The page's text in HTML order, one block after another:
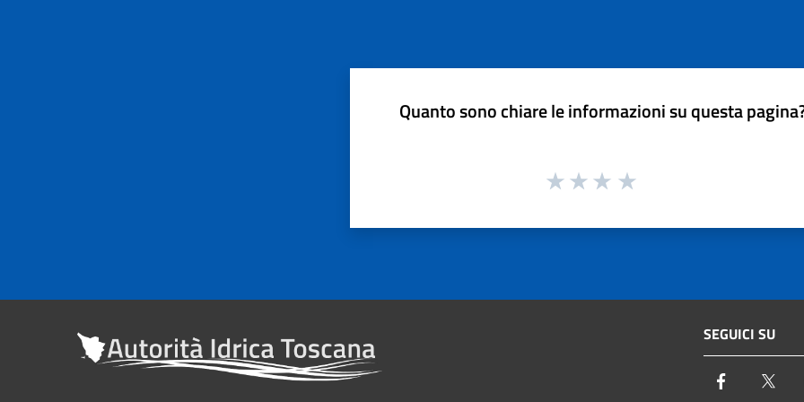
Quanto sono chiare le informazioni su questa
SEGUICI SU
Facebook